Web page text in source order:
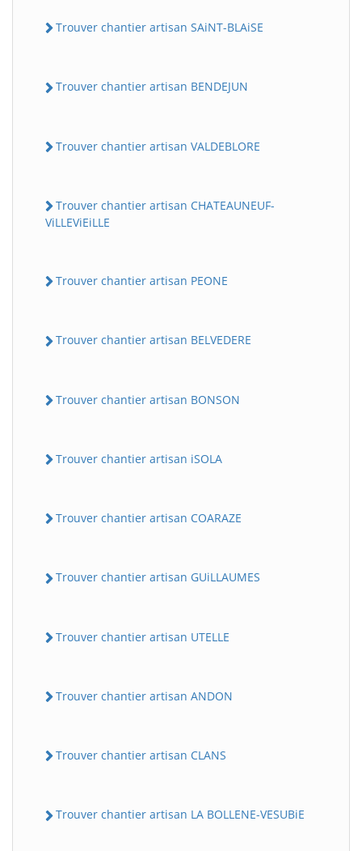
Trouver chantier artisan SAiNT-BLAiSE
Trouver chantier artisan BENDEJUN
Trouver chantier artisan VALDEBLORE
Trouver chantier artisan CHATEAUNEUF-
ViLLEViEiLLE
Trouver chantier artisan PEONE
Trouver chantier artisan BELVEDERE
Trouver chantier artisan BONSON
Trouver chantier artisan iSOLA
Trouver chantier artisan COARAZE
Trouver chantier artisan GUiLLAUMES
Trouver chantier artisan UTELLE
Trouver chantier artisan ANDON
Trouver chantier artisan CLANS
Trouver chantier artisan LA BOLLENE-VESUBiE